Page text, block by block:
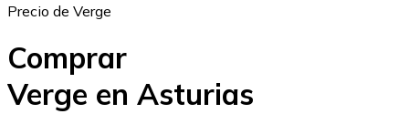
Precio de Verge
Comprar
Verge en Asturias